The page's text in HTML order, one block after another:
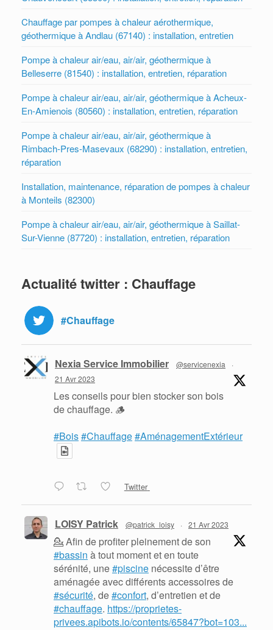
Chauffage par pompes à chaleur aérothermique,
géothermique à Andlau (67140) : installation, entretien
Pompe à chaleur air/eau, air/air, géothermique à
Belleserre (81540) : installation, entretien, réparation
Pompe à chaleur air/eau, air/air, géothermique à Acheux-
En-Amienois (80560) : installation, entretien, réparation
Pompe à chaleur air/eau, air/air, géothermique à
Rimbach-Pres-Masevaux (68290) : installation, entretien,
réparation
Installation, maintenance, réparation de pompes à chaleur
à Monteils (82300)
Pompe à chaleur air/eau, air/air, géothermique à Saillat-
Sur-Vienne (87720) : installation, entretien, réparation
Actualité twitter : Chauffage
#Chauffage
Nexia Service Immobilier @servicenexia
·
21 Avr 2023
Les conseils pour bien stocker son bois
de chauffage. 🪵
#Bois#Chauffage#AménagementExtérieur
Twitter
LOISY Patrick @patrick_loisy · 21 Avr 2023
💁 Afin de profiter pleinement de son
#bassin à tout moment et en toute
sérénité, une#piscine nécessite d’être
aménagée avec différents accessoires de
#sécurité, de#confort, d’entretien et de
#chauffage. https://proprietes-
privees.apibots.io/contents/65847?bot=103...